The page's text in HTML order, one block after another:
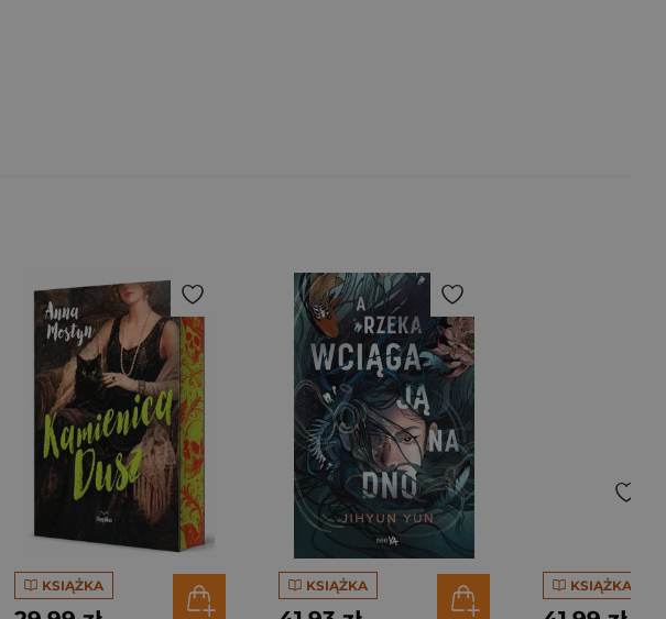
KSIĄŻKA KSIĄŻKA KSIĄŻKA